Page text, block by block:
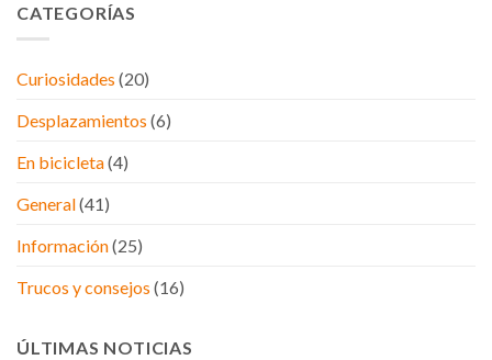
CATEGORÍAS
Curiosidades (20)
Desplazamientos (6)
En bicicleta(4)
General(41)
Información(25)
Trucos y consejos (16)
ÚLTIMAS NOTICIAS